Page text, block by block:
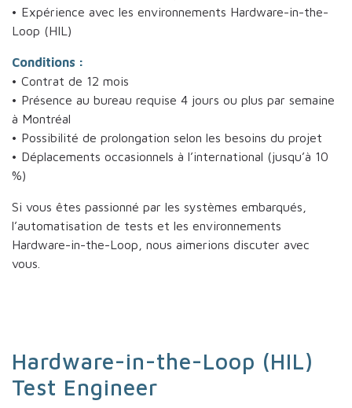
• Expérience avec les environnements Hardware-in-the-
Loop (HIL)
Conditions :
• Contrat de 12 mois
• Présence au bureau requise 4 jours ou plus par semaine
à Montréal
• Possibilité de prolongation selon les besoins du projet
• Déplacements occasionnels à l’international (jusqu’à 10
%)
Si vous êtes passionné par les systèmes embarqués,
l’automatisation de tests et les environnements
Hardware-in-the-Loop, nous aimerions discuter avec
vous.
Hardware-in-the-Loop (HIL)
Test Engineer